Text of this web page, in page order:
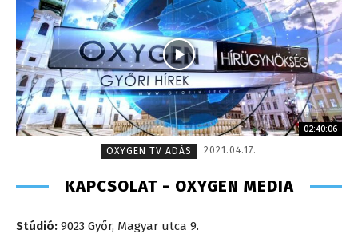
02:40:06
OXYGEN TV ADÁS
2021.04.17.
KAPCSOLAT - OXYGEN MEDIA
Stúdió: 9023 Győr, Magyar utca 9.